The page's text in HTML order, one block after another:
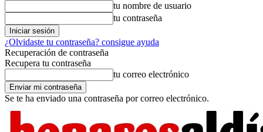
tu nombre de usuario
tu contraseña
¿Olvidaste tu contraseña? consigue ayuda
Recuperación de contraseña
Recupera tu contraseña
tu correo electrónico
Se te ha enviado una contraseña por correo electrónico.